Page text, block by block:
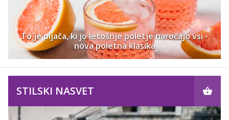
To je pijača, ki jo letošnje poletje naročajo vsi -
nova poletna klasika
STILSKI NASVET